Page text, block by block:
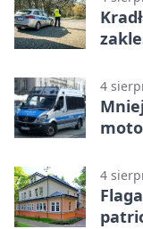
4
4